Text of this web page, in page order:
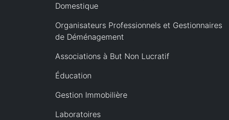
Domestique
Organisateurs Professionnels et Gestionnaires
de Déménagement
Associations à But Non Lucratif
Éducation
Gestion Immobilière
Laboratoires